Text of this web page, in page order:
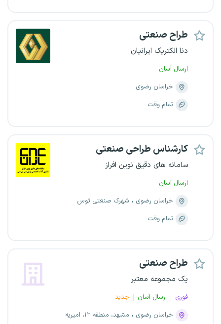
طراح صنعتی
دنا الکتریک ایرانیان
ارسال آسان
خراسان رضوی
تمام وقت
کارشناس طراحی صنعتی
سامانه های دقیق نوین افراز
ارسال آسان
خراسان رضوی
شهرک صنعتی توس
تمام وقت
طراح صنعتی
یک مجموعه معتبر
فوری ارسال آسان
جدید
خراسان رضوی
مشهد، منطقه ۱۲، امیریه